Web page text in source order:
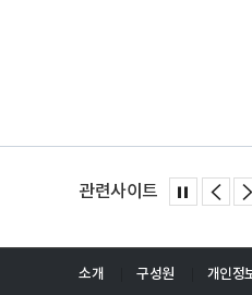
관련사이트
소개 구성원 개인정